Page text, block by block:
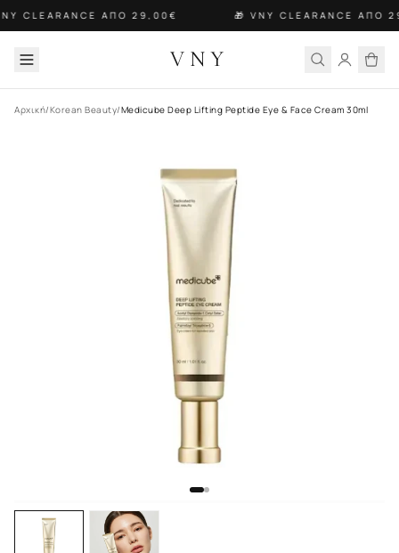
CLEARANCE ΑΠΟ 29,00€ 🎁 VNY CLEARANCE ΑΠΟ
VNY
Αρχική/Korean Beauty/Medicube Deep Lifting Peptide Eye & Face Cream 30ml